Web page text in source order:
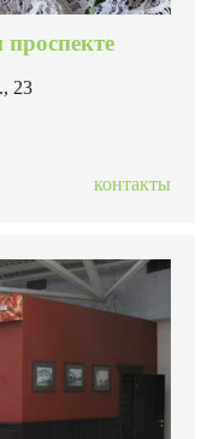
23
контакты